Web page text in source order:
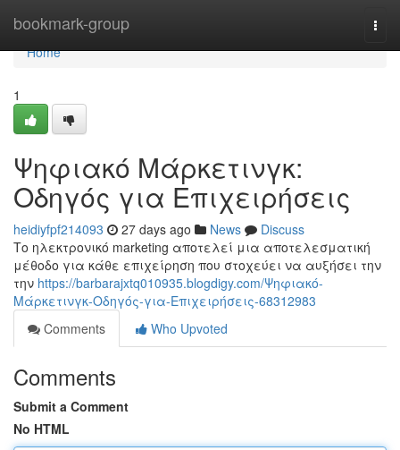
bookmark-group
Home
Home
1
Ψηφιακό Μάρκετινγκ:
Οδηγός για Επιχειρήσεις
heidiyfpf214093 27 days ago News
Discuss
Το ηλεκτρονικό marketing αποτελεί μια αποτελεσματική
μέθοδο για κάθε επιχείρηση που στοχεύει να αυξήσει την
την https://barbarajxtq010935.blogdigy.com/Ψηφιακό-
Μάρκετινγκ-Οδηγός-για-Επιχειρήσεις-68312983
Comments
Who Upvoted
Comments
Submit a Comment
No HTML